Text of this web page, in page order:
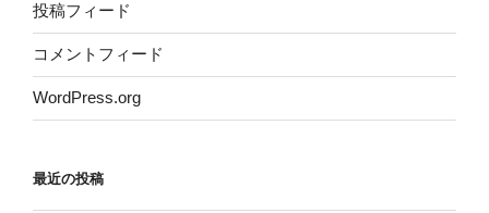
投稿フィード
コメントフィード
WordPress.org
最近の投稿